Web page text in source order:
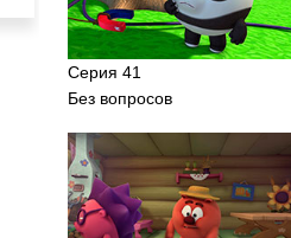
Серия 41
Без вопросов